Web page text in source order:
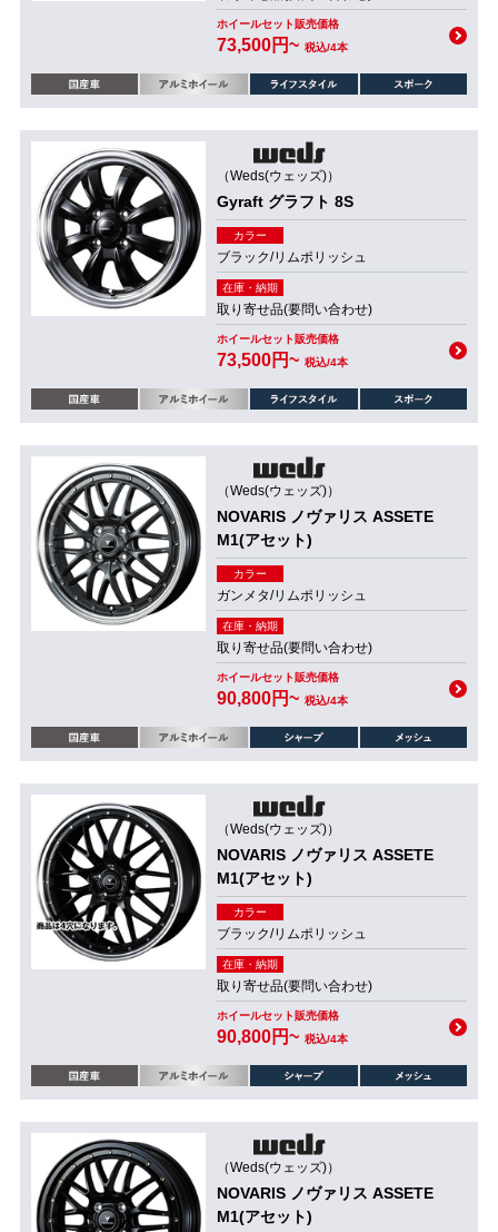
ホイールセット販売価格
73,500円~ 税込/4本
（Weds(ウェッズ)）
Gyraft グラフト 8S
カラー
ブラック/リムポリッシュ
在庫・納期
取り寄せ品(要問い合わせ)
ホイールセット販売価格
73,500円~ 税込/4本
（Weds(ウェッズ)）
NOVARIS ノヴァリス ASSETE
M1(アセット)
カラー
ガンメタ/リムポリッシュ
在庫・納期
取り寄せ品(要問い合わせ)
ホイールセット販売価格
90,800円~ 税込/4本
（Weds(ウェッズ)）
NOVARIS ノヴァリス ASSETE
M1(アセット)
カラー
ブラック/リムポリッシュ
在庫・納期
取り寄せ品(要問い合わせ)
ホイールセット販売価格
90,800円~ 税込/4本
（Weds(ウェッズ)）
NOVARIS ノヴァリス ASSETE
M1(アセット)